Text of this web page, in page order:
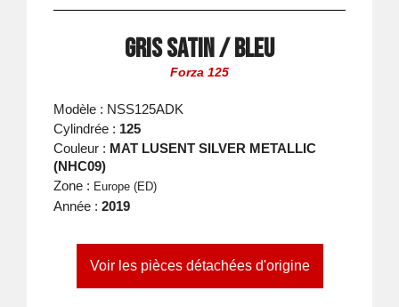
Gris Satin / Bleu
Forza 125
Modèle : NSS125ADK
Cylindrée : 125
Couleur : MAT LUSENT SILVER METALLIC
(NHC09)
Zone : Europe (ED)
Année : 2019
Voir les pièces détachées d'origine